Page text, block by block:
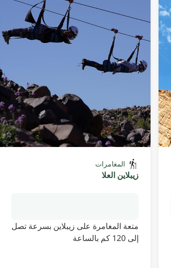
المغامرات
زيبلاين العلا
متعة المغامرة على زيبلاين بسرعة تصل
إلى 120 كم بالساعة